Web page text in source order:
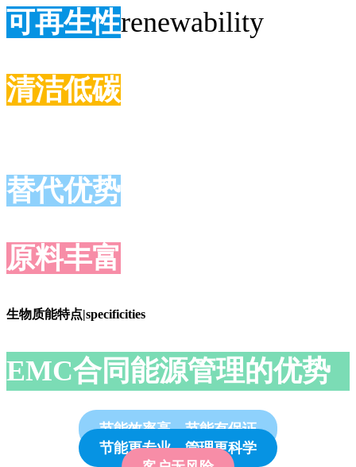
可再生性renewability
清洁低碳
替代优势
原料丰富
生物质能特点|specificities
EMC合同能源管理的优势
节能效率高、节能有保证
节能更专业、管理更科学